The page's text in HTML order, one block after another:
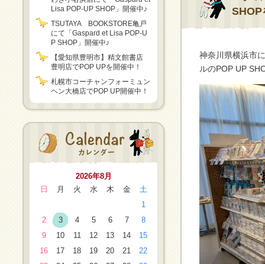
Lisa POP-UP SHOP」開催中♪
TSUTAYA BOOKSTORE亀戸
にて「Gaspard et Lisa POP-U
P SHOP」開催中♪
【愛知県豊明市】精文館書店
豊明店でPOP UPを開催中！
札幌市コーチャンフォーミュン
ヘン大橋店でPOP UP開催中！
2026年8月
日
月 火 水 木 金
土
1
2
3 4 5 6 7
8
9
10 11 12 13 14
15
16
17 18 19 20 21
22
神奈川県横浜市
ルのPOP UP